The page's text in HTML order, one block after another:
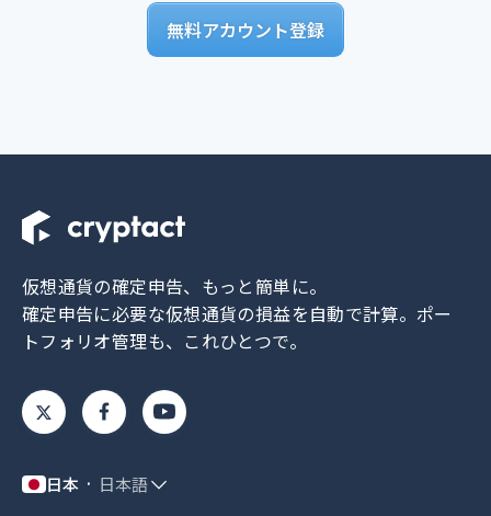
無料アカウント登録
仮想通貨の確定申告、もっと簡単に。
確定申告に必要な仮想通貨の損益を自動で計算。 ポー
トフォリオ管理も、これひとつで。
日本 日本語